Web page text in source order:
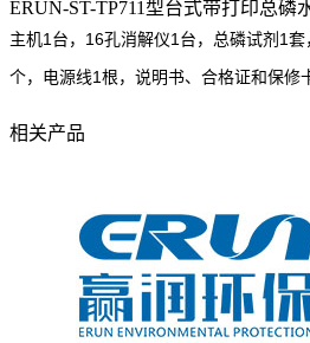
ERUN-ST-TP711型台式带打印总磷
主机1台，16孔消解仪1台，总磷试剂1
个，电源线1根，说明书、合格证和保修
相关产品